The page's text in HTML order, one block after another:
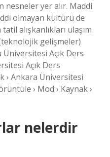
nesneler yer alır. Maddi
olmayan kültürü de
alışkanlıkları ulaşım
gelişmeler)
Açık Ders
Açık Ders
› Ankara Üniversitesi
› Mod › Kaynak ›
nelerdir